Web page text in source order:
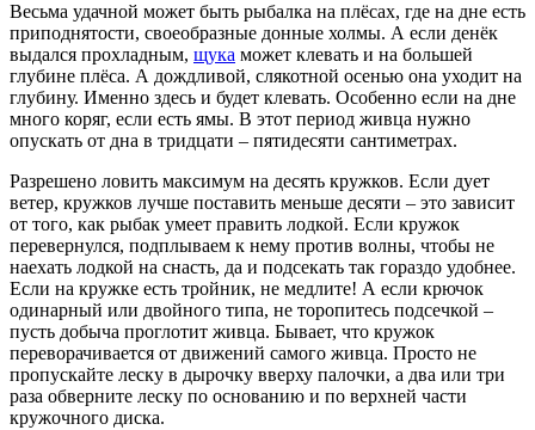
Весьма удачной может быть рыбалка на плёсах, где на дне есть
приподнятости, своеобразные донные холмы. А если денёк
выдался прохладным, щука может клевать и на большей
глубине плёса. А дождливой, слякотной осенью она уходит на
глубину. Именно здесь и будет клевать. Особенно если на дне
много коряг, если есть ямы. В этот период живца нужно
опускать от дна в тридцати – пятидесяти сантиметрах.
Разрешено ловить максимум на десять кружков. Если дует
ветер, кружков лучше поставить меньше десяти – это зависит
от того, как рыбак умеет править лодкой. Если кружок
перевернулся, подплываем к нему против волны, чтобы не
наехать лодкой на снасть, да и подсекать так гораздо удобнее.
Если на кружке есть тройник, не медлите! А если крючок
одинарный или двойного типа, не торопитесь подсечкой –
пусть добыча проглотит живца. Бывает, что кружок
переворачивается от движений самого живца. Просто не
пропускайте леску в дырочку вверху палочки, а два или три
раза обверните леску по основанию и по верхней части
кружочного диска.